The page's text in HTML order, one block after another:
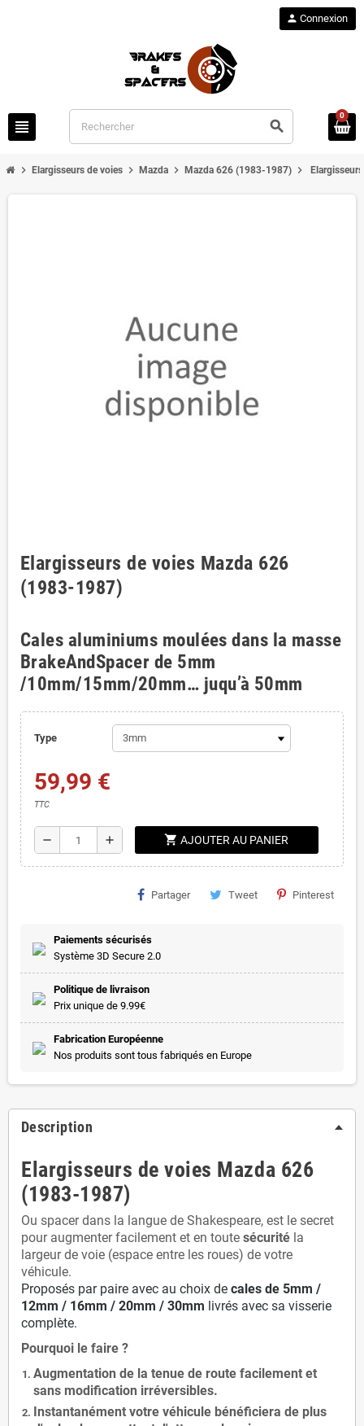
view_headline search
person Connexion
0
chevron_right Elargisseurs de voies chevron_right Mazda chevron_right Mazda 626 (1983-1987) chevron_right
Elargisseurs de voies Mazda 626
(1983-1987)
Cales aluminiums moulées dans la masse
BrakeAndSpacer de 5mm
/10mm/15mm/20mm… juqu’à 50mm
Type
59,99 €
TTC
remove add shopping_cart AJOUTER AU PANIER
Partager Tweet Pinterest
Paiements sécurisés
Système 3D Secure 2.0
Politique de livraison
Prix unique de 9.99€
Fabrication Européenne
Nos produits sont tous fabriqués en Europe
Description
Elargisseurs de voies Mazda 626
(1983-1987)
Ou spacer dans la langue de Shakespeare, est le secret
pour augmenter facilement et en toute sécurité la
largeur de voie (espace entre les roues) de votre
véhicule.
Proposés par paire avec au choix de cales de 5mm /
12mm / 16mm / 20mm / 30mm livrés avec sa visserie
complète.
Pourquoi le faire ?
Augmentation de la tenue de route facilement et
sans modification irréversibles.
Instantanément votre véhicule bénéficiera de plus